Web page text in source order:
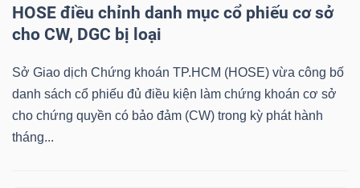
HOSE điều chỉnh danh mục cổ phiếu cơ sở
cho CW, DGC bị loại
Sở Giao dịch Chứng khoán TP.HCM (HOSE) vừa công bố
danh sách cổ phiếu đủ điều kiện làm chứng khoán cơ sở
cho chứng quyền có bảo đảm (CW) trong kỳ phát hành
tháng...
LIỆU
(-)
VS-
SECTOR